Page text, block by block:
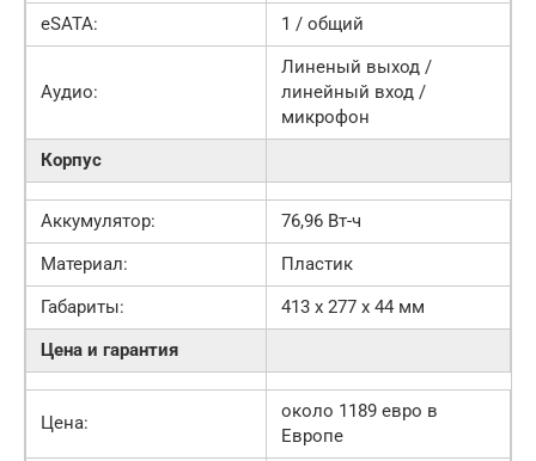
eSATA:
1 / общий
Аудио:
Линеный выход /
линейный вход /
микрофон
Корпус
Аккумулятор:
76,96 Вт-ч
Материал:
Пластик
Габариты:
413 x 277 x 44 мм
Цена и гарантия
Цена:
около 1189 евро в
Европе